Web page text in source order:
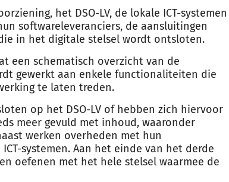
het DSO-LV, de lokale ICT-systemen
softwareleveranciers, de aansluitingen
in het digitale stelsel wordt ontsloten.
een schematisch overzicht van de
gewerkt aan enkele functionaliteiten die
te laten treden.
op het DSO-LV of hebben zich hiervoor
meer gevuld met inhoud, waaronder
werken overheden met hun
systemen. Aan het einde van het derde
oefenen met het hele stelsel waarmee de